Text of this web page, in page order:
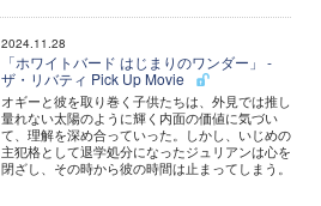
2024.11.28
「ホワイトバード はじまりのワンダー」 -
ザ・リバティ Pick Up Movie
オギーと彼を取り巻く子供たちは、外見では推し
量れない太陽のように輝く内面の価値に気づい
て、理解を深め合っていった。しかし、いじめの
主犯格として退学処分になったジュリアンは心を
閉ざし、その時から彼の時間は止まってしまう。